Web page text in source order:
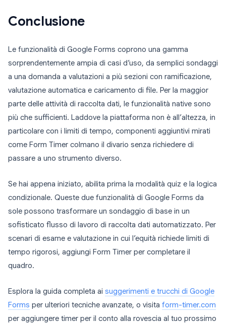
Conclusione
Le funzionalità di Google Forms coprono una gamma
sorprendentemente ampia di casi d’uso, da semplici sondaggi
a una domanda a valutazioni a più sezioni con ramificazione,
valutazione automatica e caricamento di file. Per la maggior
parte delle attività di raccolta dati, le funzionalità native sono
più che sufficienti. Laddove la piattaforma non è all’altezza, in
particolare con i limiti di tempo, componenti aggiuntivi mirati
come Form Timer colmano il divario senza richiedere di
passare a uno strumento diverso.
Se hai appena iniziato, abilita prima la modalità quiz e la logica
condizionale. Queste due funzionalità di Google Forms da
sole possono trasformare un sondaggio di base in un
sofisticato flusso di lavoro di raccolta dati automatizzato. Per
scenari di esame e valutazione in cui l’equità richiede limiti di
tempo rigorosi, aggiungi Form Timer per completare il
quadro.
Esplora la guida completa ai suggerimenti e trucchi di Google
Forms per ulteriori tecniche avanzate, o visita form-timer.com
per aggiungere timer per il conto alla rovescia al tuo prossimo